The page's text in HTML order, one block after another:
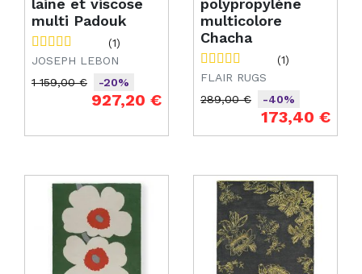
laine et viscose
multi Padouk
(1)
JOSEPH LEBON
Prix de base
1 159,00 €
-20%
927,20 €
polypropylène
multicolore
Chacha
(1)
FLAIR RUGS
Prix de base
289,00 €
-40%
173,40 €